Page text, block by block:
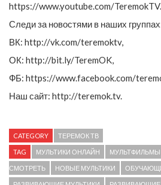
https://www.youtube.com/TeremokTV.
Следи за новостями в наших
ВК: http://vk.com/teremoktv,
ОК: http://bit.ly/TeremOK,
ФБ: https://www.facebook.com/
Наш сайт: http://teremok.tv.
CATEGORY ТЕРЕМОК ТВ
TAG МУЛЬТИКИ ОНЛАЙН МУЛЬТФИЛЬМЫ
СМОТРЕТЬ НОВЫЕ МУЛЬТИКИ